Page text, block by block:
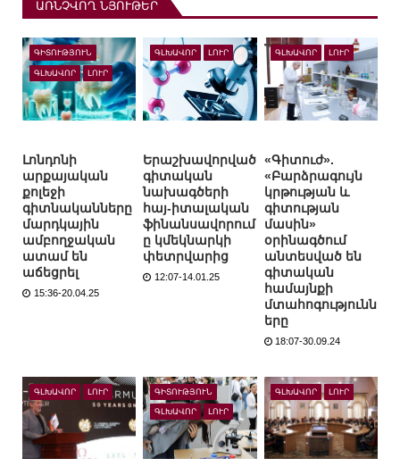
ԱՌՆՉՎՈՂ ՆՅՈՒԹԵՐ
ԳԻՏՈՒԹՅՈՒՆ
ԳԼԽԱՎՈՐ ԼՈՒՐ
Լոնդոնի
արքայական
քոլեջի
գիտնականները
մարդկային
ամբողջական
ատամ են
աճեցրել
15:36-20.04.25
ԳԼԽԱՎՈՐ ԼՈՒՐ
Երաշխավորված
գիտական
նախագծերի
հայ-իտալական
ֆինանսավորում
ը կմեկնարկի
փետրվարից
12:07-14.01.25
ԳԼԽԱՎՈՐ ԼՈՒՐ
«Գիտուժ».
«Բարձրագույն
կրթության և
գիտության
մասին»
օրինագծում
անտեսված են
գիտական
համայնքի
մտահոգությունն
երը
18:07-30.09.24
ԳԼԽԱՎՈՐ ԼՈՒՐ ԳԻՏՈՒԹՅՈՒՆ
ԳԼԽԱՎՈՐ ԼՈՒՐ
ԳԼԽԱՎՈՐ ԼՈՒՐ